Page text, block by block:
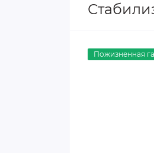
Пожизненная